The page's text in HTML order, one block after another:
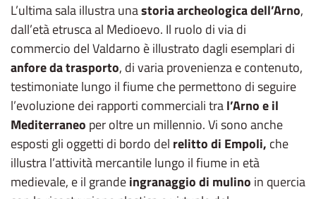
L’ultima sala illustra unastoria archeologica dell’Arno,
dall’età etrusca al Medioevo. Il ruolo di via di
commercio del Valdarno è illustrato dagli esemplari di
anfore da trasporto, di varia provenienza e contenuto,
testimoniate lungo il fiume che permettono di seguire
l’evoluzione dei rapporti commerciali tral’Arno e il
Mediterraneo per oltre un millennio. Vi sono anche
esposti gli oggetti di bordo del relitto di Empoli, che
illustra l’attività mercantile lungo il fiume in età
medievale, e il grandeingranaggio di mulino in quercia